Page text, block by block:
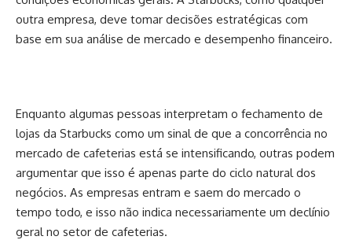
outra empresa, deve tomar decisões estratégicas com
base em sua análise de mercado e desempenho financeiro.
Enquanto algumas pessoas interpretam o fechamento de
lojas da Starbucks como um sinal de que a concorrência no
mercado de cafeterias está se intensificando, outras podem
argumentar que isso é apenas parte do ciclo natural dos
negócios. As empresas entram e saem do mercado o
tempo todo, e isso não indica necessariamente um declínio
geral no setor de cafeterias.